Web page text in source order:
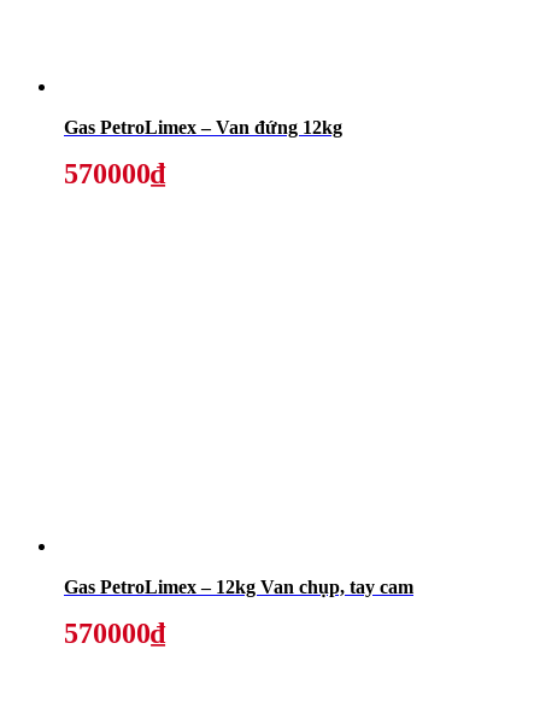
Gas PetroLimex – Van đứng 12kg
570000₫
Gas PetroLimex – 12kg Van chụp, tay cam
570000₫